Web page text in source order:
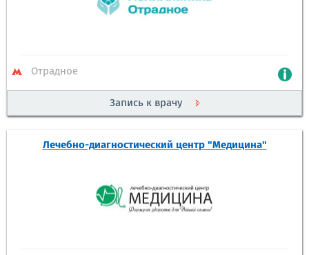
Отрадное
Запись к врачу
Лечебно-диагностический центр "Медицина"